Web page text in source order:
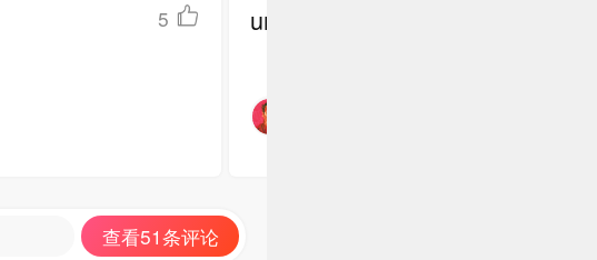
5
undefined
查看51条评论